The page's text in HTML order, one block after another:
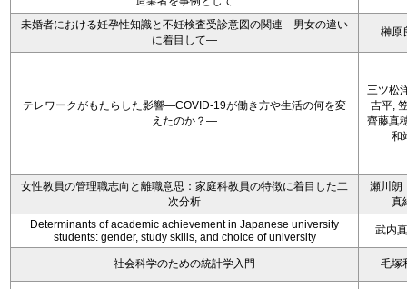
未婚者における妊孕性知識と不妊検査受診意図の関連―男女の違い
に着目して―
榊原
テレワークがもたらした影響―COVID-19が働き方や生活の何を変
えたのか？―
三ツ松
吉平,
齊藤真
和
女性教員の管理職志向と離職意思：家庭科教員の特徴に着目した二
次分析
瀬川朗
真
Determinants of academic achievement in Japanese university
students: gender, study skills, and choice of university
武内
社会科学のための統計学入門 毛塚